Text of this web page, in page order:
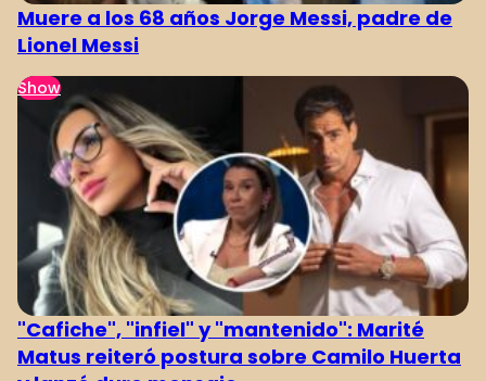
Muere a los 68 años Jorge Messi, padre de
Lionel Messi
Show
"Cafiche", "infiel" y "mantenido": Marité
Matus reiteró postura sobre Camilo Huerta